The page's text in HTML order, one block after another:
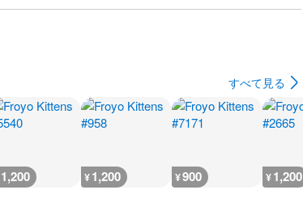
すべて見る
1,200 ¥1,200 ¥900 ¥1,200